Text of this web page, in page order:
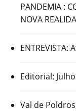
PANDEMIA :
NOVA
Editorial:
Val de